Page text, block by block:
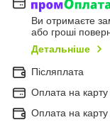
Ви отримаєте
або гроші
Детальніше
Післяплата
Оплата на
Оплата на